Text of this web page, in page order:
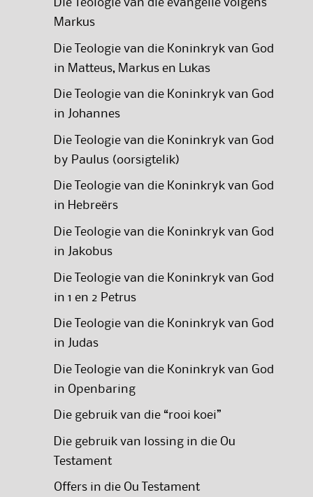
Die Teologie van die evangelie volgens
Markus
Die Teologie van die Koninkryk van God
in Matteus, Markus en Lukas
Die Teologie van die Koninkryk van God
in Johannes
Die Teologie van die Koninkryk van God
by Paulus (oorsigtelik)
Die Teologie van die Koninkryk van God
in Hebreërs
Die Teologie van die Koninkryk van God
in Jakobus
Die Teologie van die Koninkryk van God
in 1 en 2 Petrus
Die Teologie van die Koninkryk van God
in Judas
Die Teologie van die Koninkryk van God
in Openbaring
Die gebruik van die “rooi koei”
Die gebruik van lossing in die Ou
Testament
Offers in die Ou Testament